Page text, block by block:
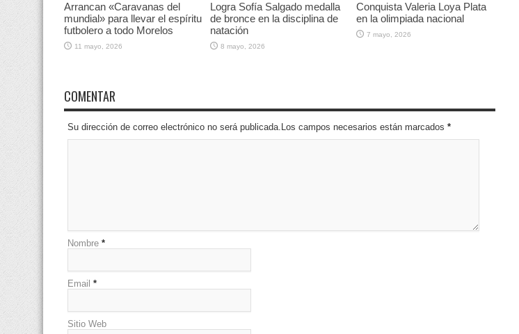
Arrancan «Caravanas del
mundial» para llevar el espíritu
futbolero a todo Morelos
11 mayo, 2026
Logra Sofía Salgado medalla
de bronce en la disciplina de
natación
8 mayo, 2026
Conquista Valeria Loya Plata
en la olimpiada nacional
7 mayo, 2026
COMENTAR
Su dirección de correo electrónico no será publicada.Los campos necesarios están marcados *
Nombre *
Email *
Sitio Web